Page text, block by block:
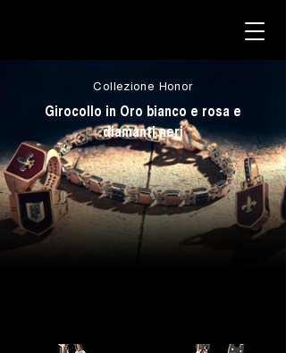
Collezione Honor
Girocollo in Oro bianco e rosa e
diamanti neri